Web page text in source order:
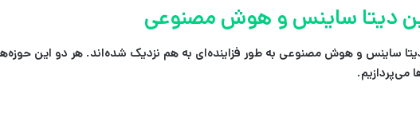
دیتا ساینس و هوش مصنوعی
ساینس و هوش مصنوعی به طور فزاینده‌ای به هم نزدیک شده‌اند. هر دو این
می‌پردازیم.